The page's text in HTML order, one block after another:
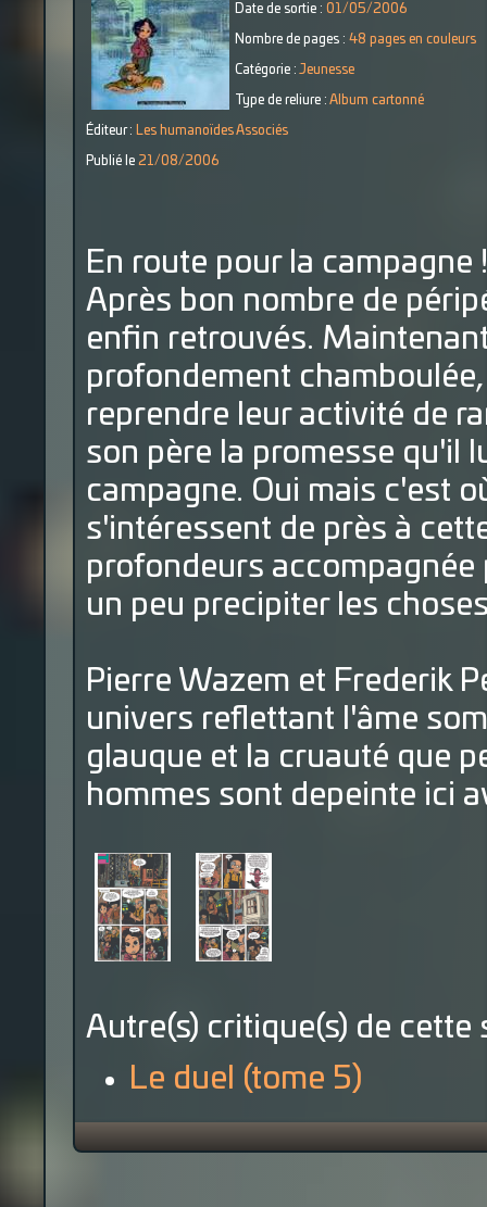
Date de sortie : 01/05/2006
Nombre de pages : 48 pages en couleurs
Catégorie : Jeunesse
Type de reliure : Album cartonné
Éditeur : Les humanoïdes Associés
Publié le 21/08/2006
En route pour la campagne !
Après bon nombre de
enfin retrouvés.
profondement
reprendre leur activité de
son père la promesse qu'il
campagne. Oui mais c'est
s'intéressent de près à
profondeurs
un peu precipiter les
Pierre Wazem et Frederik
univers reflettant l'âme
glauque et la cruauté que
hommes sont depeinte ici
Autre(s) critique(s) de cette
Le duel (tome 5)